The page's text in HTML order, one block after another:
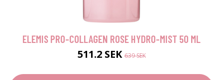
ELEMIS PRO-COLLAGEN ROSE HYDRO-MIST 50 ML
511.2 SEK639 SEK